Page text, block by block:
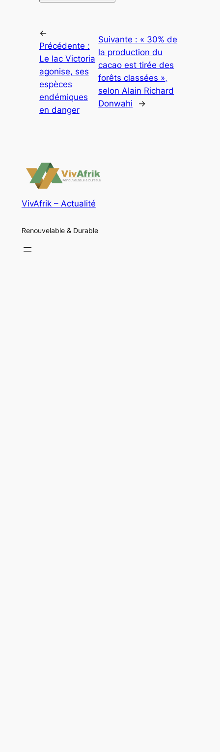
←
Précédente :
Le lac Victoria
agonise, ses
espèces
endémiques
en danger
Suivante : « 30% de
la production du
cacao est tirée des
forêts classées »,
selon Alain Richard
Donwahi
→
VivAfrik – Actualité
Renouvelable & Durable